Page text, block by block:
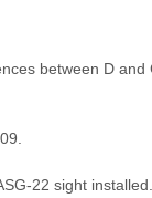
between D and
22 sight installed.